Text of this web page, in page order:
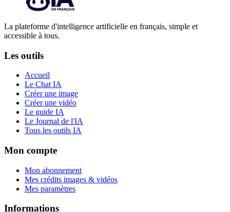
La plateforme d'intelligence artificielle en français, simple et
accessible à tous.
Les outils
Accueil
Le Chat IA
Créer une image
Créer une vidéo
Le guide IA
Le Journal de l'IA
Tous les outils IA
Mon compte
Mon abonnement
Mes crédits images & vidéos
Mes paramètres
Informations